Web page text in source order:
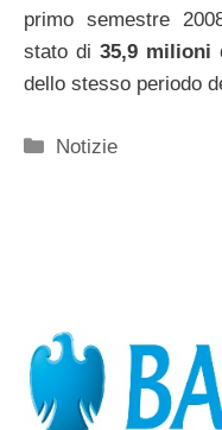
primo semestre
stato di 35,9 milioni
dello stesso periodo
Categorie
Notizie